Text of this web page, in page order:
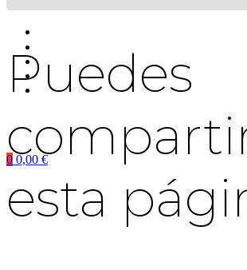
0 0,00 €
Puedes
esta